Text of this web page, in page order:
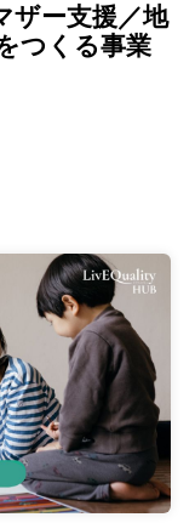
ザー支援／地
つくる事業